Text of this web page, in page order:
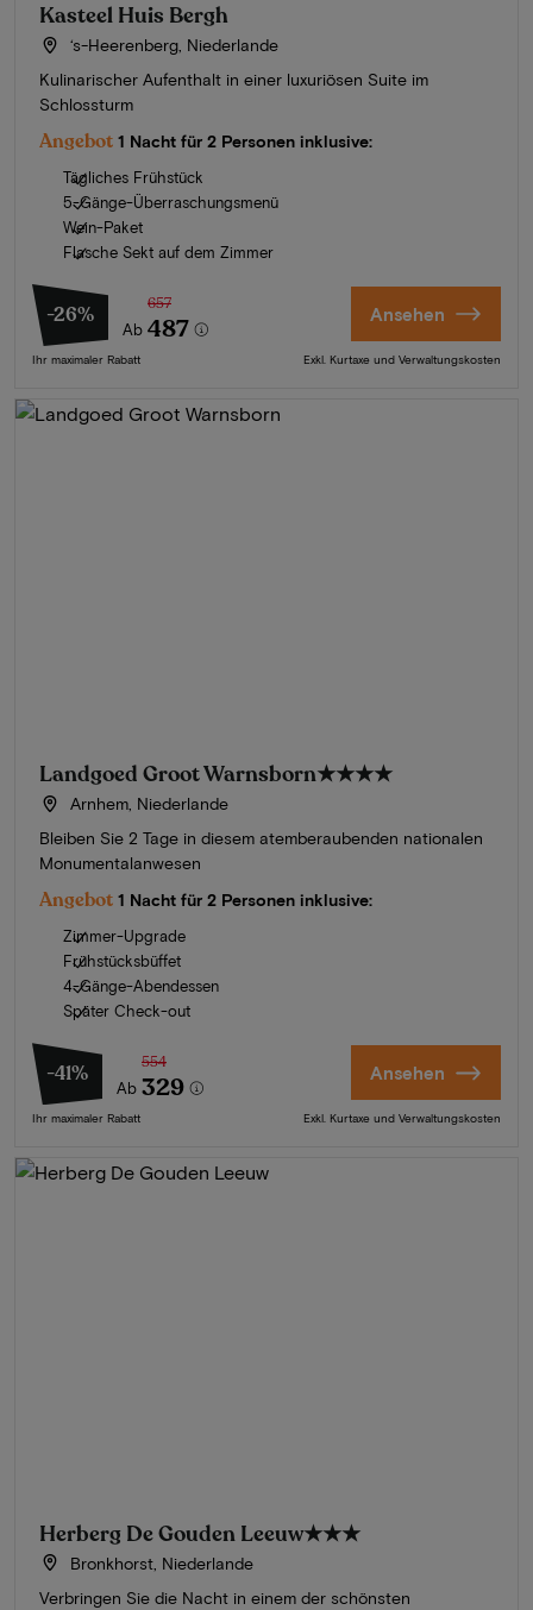
Kasteel Huis Bergh
‘s-Heerenberg, Niederlande
Kulinarischer Aufenthalt in einer luxuriösen Suite im
Schlossturm
Angebot 1 Nacht für 2 Personen inklusive:
Tägliches Frühstück
5-Gänge-Überraschungsmenü
Wein-Paket
Flasche Sekt auf dem Zimmer
-26%
Ab
657
487
Ihr maximaler Rabatt
Ansehen
Exkl. Kurtaxe und Verwaltungskosten
Landgoed Groot Warnsborn★★★★
Arnhem, Niederlande
Bleiben Sie 2 Tage in diesem atemberaubenden nationalen
Monumentalanwesen
Angebot 1 Nacht für 2 Personen inklusive:
Zimmer-Upgrade
Frühstücksbüffet
4-Gänge-Abendessen
Später Check-out
-41%
Ab
554
329
Ihr maximaler Rabatt
Ansehen
Exkl. Kurtaxe und Verwaltungskosten
Herberg De Gouden Leeuw★★★
Bronkhorst, Niederlande
Verbringen Sie die Nacht in einem der schönsten